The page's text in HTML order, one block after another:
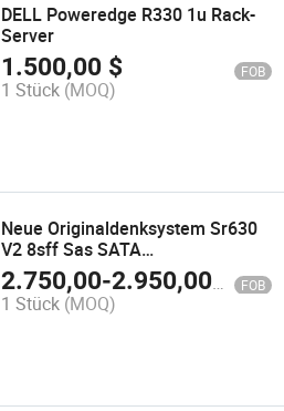
DELL Poweredge R330 1u Rack-
Server
1.500,00 $ FOB
1 Stück (MOQ)
Neue Originaldenksystem Sr630
V2 8sff Sas SATA
Laufwerksschächte Rack-Server
2.750,00-2.950,00$ FOB
1 Stück (MOQ)